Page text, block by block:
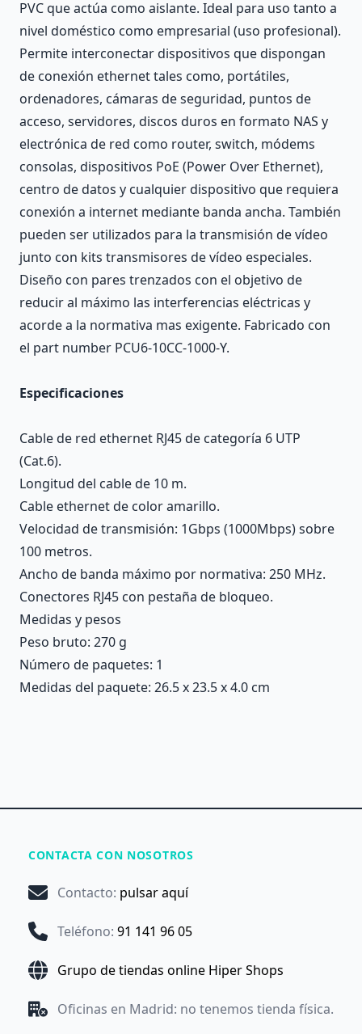
PVC que actúa como aislante. Ideal para uso tanto a
nivel doméstico como empresarial (uso profesional).
Permite interconectar dispositivos que dispongan
de conexión ethernet tales como, portátiles,
ordenadores, cámaras de seguridad, puntos de
acceso, servidores, discos duros en formato NAS y
electrónica de red como router, switch, módems
consolas, dispositivos PoE (Power Over Ethernet),
centro de datos y cualquier dispositivo que requiera
conexión a internet mediante banda ancha. También
pueden ser utilizados para la transmisión de vídeo
junto con kits transmisores de vídeo especiales.
Diseño con pares trenzados con el objetivo de
reducir al máximo las interferencias eléctricas y
acorde a la normativa mas exigente. Fabricado con
el part number PCU6-10CC-1000-Y.
Especificaciones
Cable de red ethernet RJ45 de categoría 6 UTP
(Cat.6).
Longitud del cable de 10 m.
Cable ethernet de color amarillo.
Velocidad de transmisión: 1Gbps (1000Mbps) sobre
100 metros.
Ancho de banda máximo por normativa: 250 MHz.
Conectores RJ45 con pestaña de bloqueo.
Medidas y pesos
Peso bruto: 270 g
Número de paquetes: 1
Medidas del paquete: 26.5 x 23.5 x 4.0 cm
CONTACTA CON NOSOTROS
Contacto: pulsar aquí
Teléfono: 91 141 96 05
Grupo de tiendas online Hiper Shops
Oficinas en Madrid: no tenemos tienda física.